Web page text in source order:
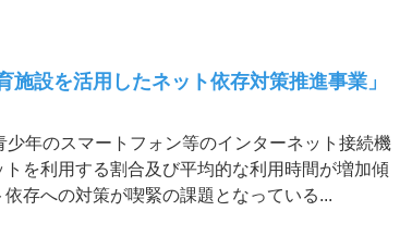
施設を活用したネット依存対策推進事業」
年のスマートフォン等のインターネット接続機
を利用する割合及び平均的な利用時間が増加傾
存への対策が喫緊の課題となっている...